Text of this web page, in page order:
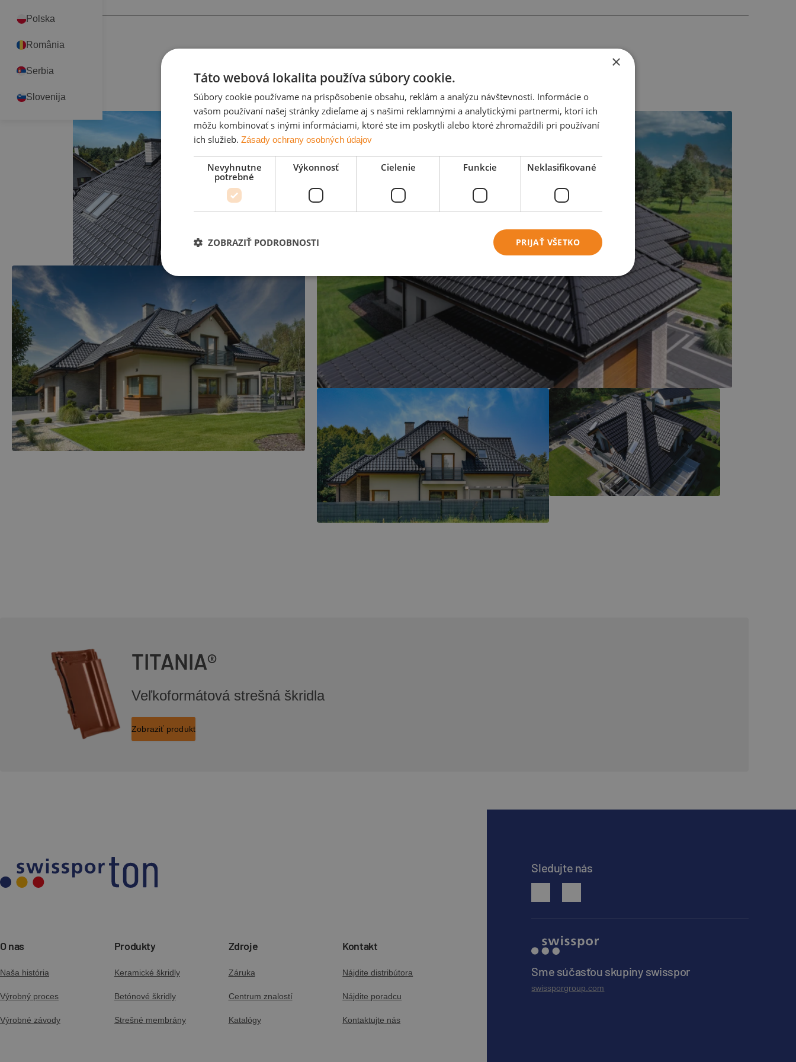
TITANIA®
Veľkoformátová strešná škridla
Zobraziť produkt
O nas Produkty Zdroje Kontakt
Naša história
Výrobný proces
Výrobné závody
Keramické škridly
Betónové škridly
Strešné membrány
Záruka
Centrum znalostí
Katalógy
Nájdite distribútora
Nájdite poradcu
Kontaktujte nás
Sledujte nás
facebookyoutube
Sme súčasťou skupiny swisspor
swissporgroup.com
Polska
România
Serbia
Slovenija
×
Táto webová lokalita používa súbory cookie.
Súbory cookie používame na prispôsobenie obsahu, reklám a analýzu návštevnosti. Informácie o
vašom používaní našej stránky zdieľame aj s našimi reklamnými a analytickými partnermi, ktorí ich
môžu kombinovať s inými informáciami, ktoré ste im poskytli alebo ktoré zhromaždili pri používaní
ich služieb. Zásady ochrany osobných údajov
Nevyhnutne
potrebné
Výkonnosť Cielenie Funkcie Neklasifikované
PRIJAŤ VŠETKO
ZOBRAZIŤ PODROBNOSTI